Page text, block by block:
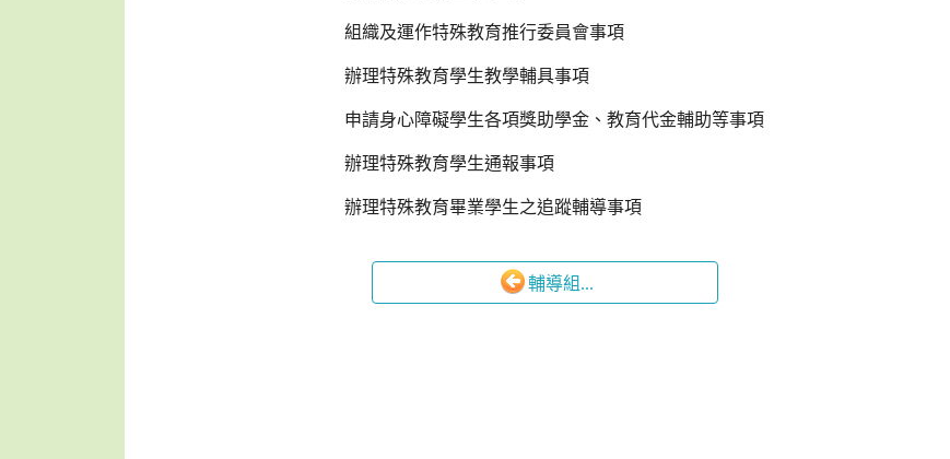
組織及運作特殊教育推行委員會事項
辦理特殊教育學生教學輔具事項
申請身心障礙學生各項獎助學金、教育代金輔助等事項
辦理特殊教育學生通報事項
辦理特殊教育畢業學生之追蹤輔導事項
輔導組...